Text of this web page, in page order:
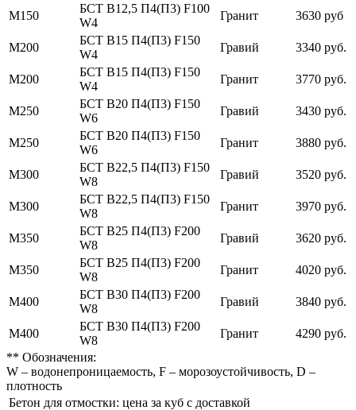
М150
БСТ В12,5 П4(П3) F100
W4
Гранит 3630 руб
М200
БСТ В15 П4(П3) F150
W4
Гравий 3340 руб.
М200
БСТ В15 П4(П3) F150
W4
Гранит 3770 руб.
М250
БСТ В20 П4(П3) F150
W6
Гравий 3430 руб.
М250
БСТ В20 П4(П3) F150
W6
Гранит 3880 руб.
М300
БСТ В22,5 П4(П3) F150
W8
Гравий 3520 руб.
М300
БСТ В22,5 П4(П3) F150
W8
Гранит 3970 руб.
М350
БСТ В25 П4(П3) F200
W8
Гравий 3620 руб.
М350
БСТ В25 П4(П3) F200
W8
Гранит 4020 руб.
М400
БСТ В30 П4(П3) F200
W8
Гравий 3840 руб.
М400
БСТ В30 П4(П3) F200
W8
Гранит
4290 руб.
** Обозначения:
W – водонепроницаемость, F – морозоустойчивость, D –
плотность
Бетон для отмостки: цена за куб с доставкой